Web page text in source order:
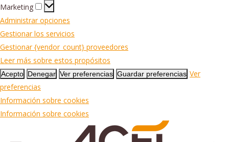
Marketing
Marketing
Administrar opciones
Gestionar los servicios
Gestionar {vendor_count} proveedores
Leer más sobre estos propósitos
Acepto Denegar Ver preferencias Guardar preferencias Ver
preferencias
Información sobre cookies
Información sobre cookies